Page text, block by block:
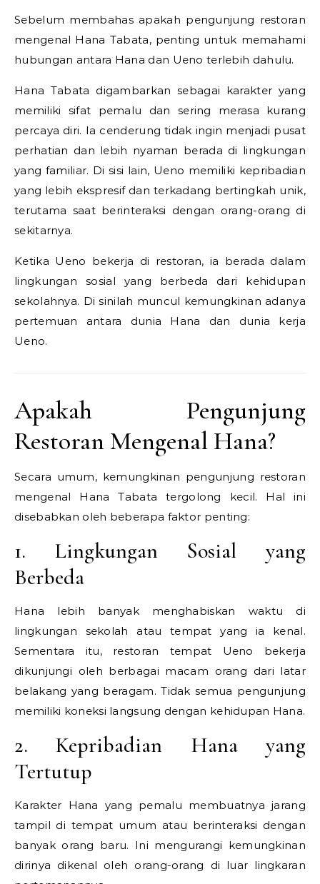
Sebelum membahas apakah pengunjung restoran
mengenal Hana Tabata, penting untuk memahami
hubungan antara Hana dan Ueno terlebih dahulu.
Hana Tabata digambarkan sebagai karakter yang
memiliki sifat pemalu dan sering merasa kurang
percaya diri. Ia cenderung tidak ingin menjadi pusat
perhatian dan lebih nyaman berada di lingkungan
yang familiar. Di sisi lain, Ueno memiliki kepribadian
yang lebih ekspresif dan terkadang bertingkah unik,
terutama saat berinteraksi dengan orang-orang di
sekitarnya.
Ketika Ueno bekerja di restoran, ia berada dalam
lingkungan sosial yang berbeda dari kehidupan
sekolahnya. Di sinilah muncul kemungkinan adanya
pertemuan antara dunia Hana dan dunia kerja
Ueno.
Apakah Pengunjung
Restoran Mengenal Hana?
Secara umum, kemungkinan pengunjung restoran
mengenal Hana Tabata tergolong kecil. Hal ini
disebabkan oleh beberapa faktor penting:
1. Lingkungan Sosial yang
Berbeda
Hana lebih banyak menghabiskan waktu di
lingkungan sekolah atau tempat yang ia kenal.
Sementara itu, restoran tempat Ueno bekerja
dikunjungi oleh berbagai macam orang dari latar
belakang yang beragam. Tidak semua pengunjung
memiliki koneksi langsung dengan kehidupan Hana.
2. Kepribadian Hana yang
Tertutup
Karakter Hana yang pemalu membuatnya jarang
tampil di tempat umum atau berinteraksi dengan
banyak orang baru. Ini mengurangi kemungkinan
dirinya dikenal oleh orang-orang di luar lingkaran